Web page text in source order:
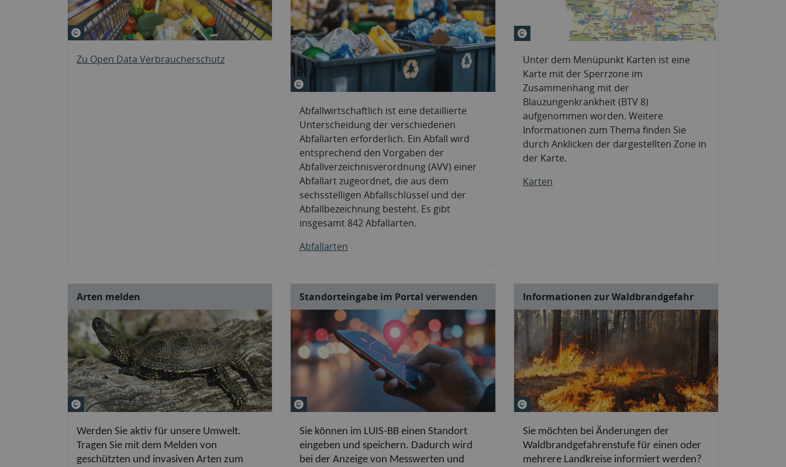
© Eisenhans #22561644
Zu Open Data Verbraucherschutz
© Justlight&#047;stock.adobe
Abfallwirtschaftlich ist eine detaillierte
Unterscheidung der verschiedenen
Abfallarten erforderlich. Ein Abfall wird
entsprechend den Vorgaben der
Abfallverzeichnisverordnung (AVV) einer
Abfallart zugeordnet, die aus dem
sechsstelligen Abfallschlüssel und der
Abfallbezeichnung besteht. Es gibt
insgesamt 842 Abfallarten.
Abfallarten
© NNL &#047; LfU
Unter dem Menüpunkt Karten ist eine
Karte mit der Sperrzone im
Zusammenhang mit der
Blauzungenkrankheit (BTV 8)
aufgenommen worden. Weitere
Informationen zum Thema finden Sie
durch Anklicken der dargestellten Zone in
der Karte.
Karten
Arten melden
© HartmutRichter &#047; LfU
Werden Sie aktiv für unsere Umwelt.
Tragen Sie mit dem Melden von
geschützten und invasiven Arten zum
Standorteingabe im Portal verwenden
© Dina&#047; AdobeStock
Sie können im LUIS-BB einen Standort
eingeben und speichern. Dadurch wird
bei der Anzeige von Messwerten und
Informationen zur Waldbrandgefahr
© gilitukha &#047; Fotolia
Sie möchten bei Änderungen der
Waldbrandgefahrenstufe für einen oder
mehrere Landkreise informiert werden?